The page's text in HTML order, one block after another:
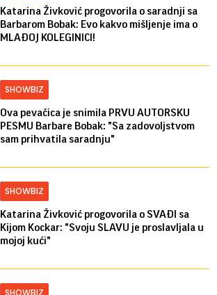
Katarina Živković progovorila o saradnji sa
Barbarom Bobak: Evo kakvo mišljenje ima o
MLAĐOJ KOLEGINICI!
SHOWBIZ
Ova pevačica je snimila PRVU AUTORSKU
PESMU Barbare Bobak: "Sa zadovoljstvom
sam prihvatila saradnju"
SHOWBIZ
Katarina Živković progovorila o SVAĐI sa
Kijom Kockar: "Svoju SLAVU je proslavljala u
mojoj kući"
SHOWBIZ